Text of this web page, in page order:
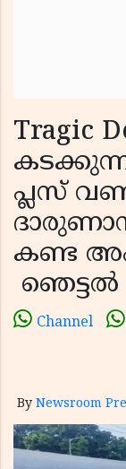
Tragic
പ്ലസ് വണ്‍
കണ്ട
ഞെട്ടല്‍
Channel
By Newsroom